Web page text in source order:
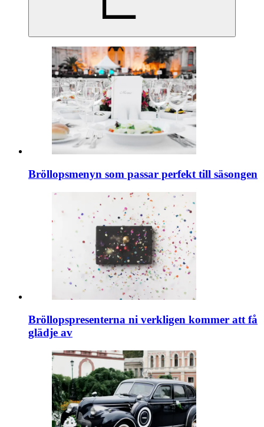
Bröllopsmenyn som passar perfekt till säsongen
Bröllopspresenterna ni verkligen kommer att få
glädje av